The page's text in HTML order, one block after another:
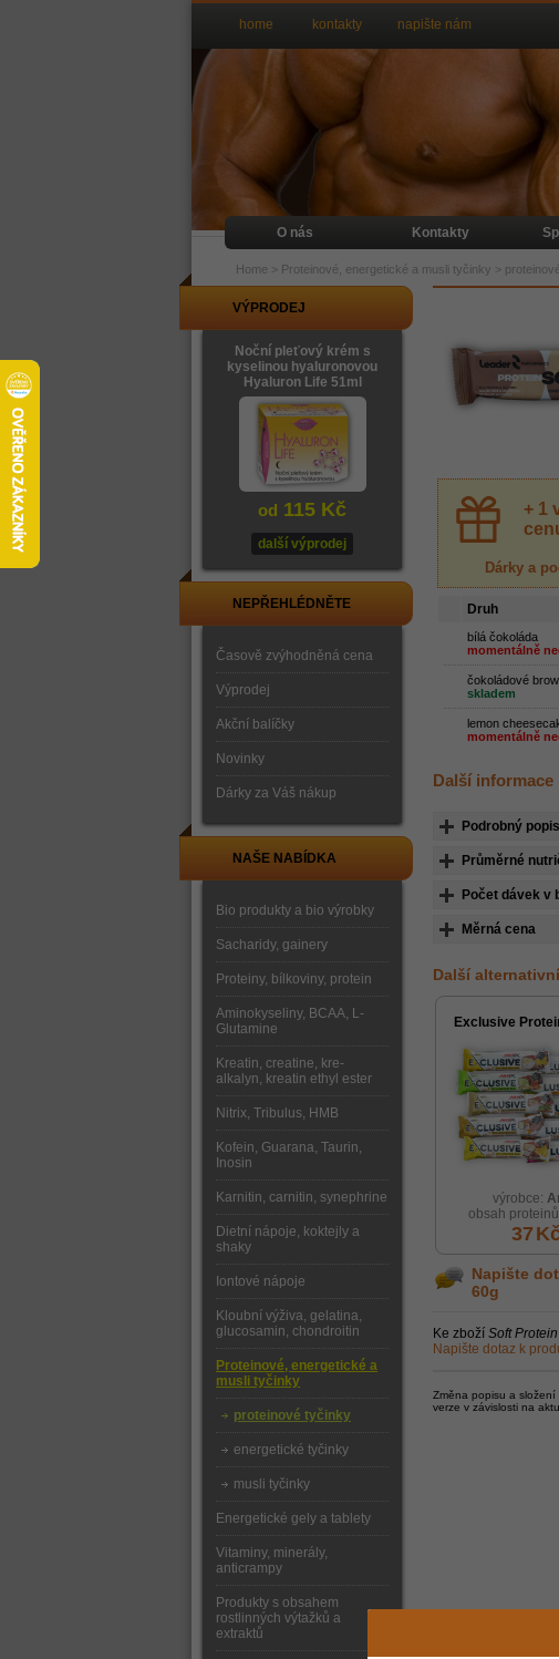
+ 1
Dárky a
Druh
bílá čokoláda
momentálně
čokoládové
skladem
lemon
momentálně
Další
Podrobný popis
Průměrné
Počet dávek v
Měrná cena
Další
Exclusive
výrobce:
obsah
37
Napište
60g
Ke zboží Soft
Napište dotaz k
Změna popisu a
verze v závislosti na
VÝPRODEJ
Noční pleťový krém s
kyselinou hyaluronovou
Hyaluron Life 51ml
od 115 Kč
další výprodej
NEPŘEHLÉDNĚTE
Časově zvýhodněná cena
Výprodej
Akční balíčky
Novinky
Dárky za Váš nákup
NAŠE NABÍDKA
Bio produkty a bio výrobky
Sacharidy, gainery
Proteiny, bílkoviny, protein
Aminokyseliny, BCAA, L-
Glutamine
Kreatin, creatine, kre-
alkalyn, kreatin ethyl ester
Nitrix, Tribulus, HMB
Kofein, Guarana, Taurin,
Inosin
Karnitin, carnitin, synephrine
Dietní nápoje, koktejly a
shaky
Iontové nápoje
Kloubní výživa, gelatina,
glucosamin, chondroitin
Proteinové, energetické a
musli tyčinky
proteinové tyčinky
energetické tyčinky
musli tyčinky
Energetické gely a tablety
Vitaminy, minerály,
anticrampy
Produkty s obsahem
rostlinných výtažků a
extraktů
home kontakty napište nám
O nás Kontakty
Home > Proteinové, energetické a musli tyčinky >